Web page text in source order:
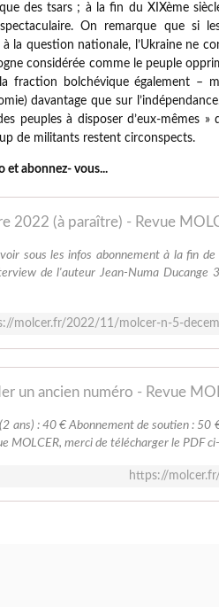
des tsars ; à la fin du XIXème
On remarque que si
la question nationale, l’Ukraine ne
considérée comme le peuple
fraction bolchévique également –
davantage que sur
peuples à disposer d’eux-mêmes
de militants restent circonspects.
et abonnez- vous...
2022 (à paraître) - Revue
sous les infos abonnement à la fin
de l'auteur Jean-Numa Ducange
molcer.fr/2022/11/molcer-n-5-
un ancien numéro - Revue
ans) : 40 € Abonnement de soutien : 50
MOLCER, merci de télécharger le PDF
https://